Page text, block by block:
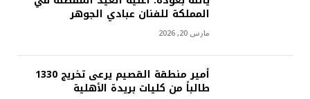
المملكة للفنان عبادي الجوهر
مارس 20, 2026
أمير منطقة القصيم يرعى تخريج 1330
طالباً من كليات بريدة الأهلية